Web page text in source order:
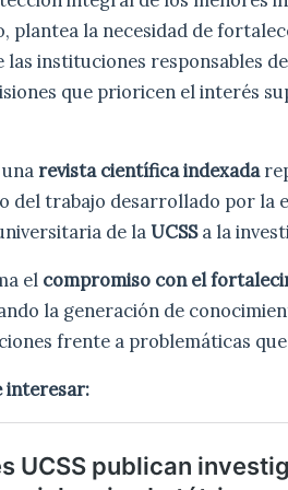
plantea la necesidad de
instituciones responsables
que prioricen el interés
revista científica indexada
del trabajo desarrollado por la
de laUCSSa la
el compromiso con el
la generación de
frente a problemáticas
interesar: